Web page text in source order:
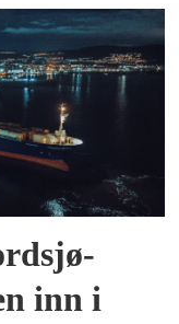
inn i